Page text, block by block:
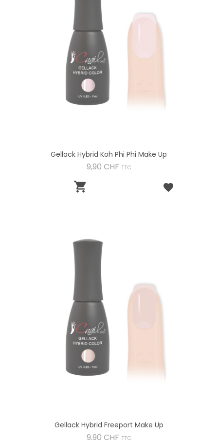
Gellack Hybrid Koh Phi Phi Make Up
9,90 CHF Preis
TTC

Gellack Hybrid Freeport Make Up
9,90 CHF Preis
TTC